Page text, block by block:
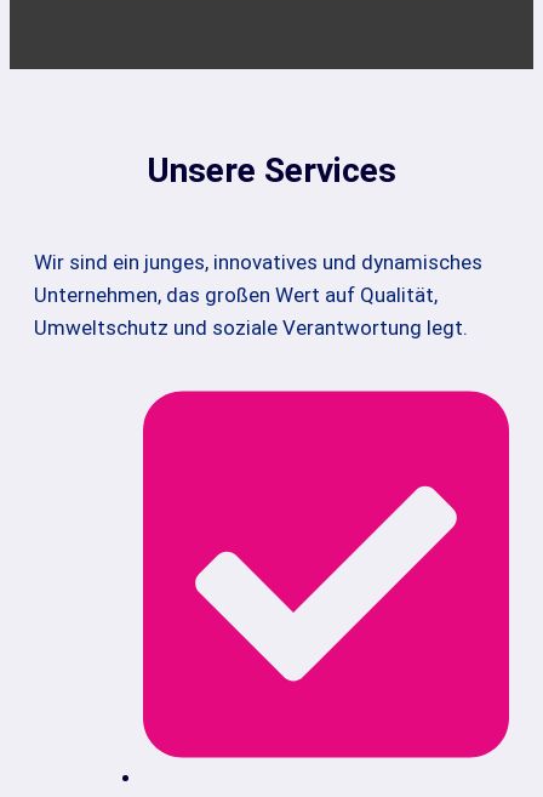
Unsere Services
Wir sind ein junges, innovatives und dynamisches
Unternehmen, das großen Wert auf Qualität,
Umweltschutz und soziale Verantwortung legt.